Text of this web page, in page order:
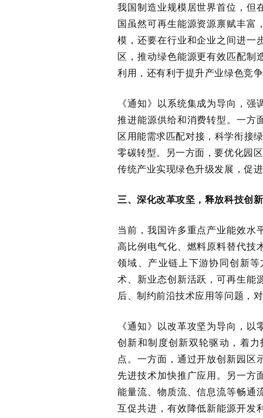
我国制造业规模居世界首位，但
国虽然可再生能源资源禀赋丰富
模，还要在行业和企业之间进一
区，推动绿色能源更有效匹配制
利用，还有利于提升产业绿色竞
《通知》以系统集成为导向，
推进能源供给和消费转型。一方
区用能需求匹配对接，科学衔接
零碳转型。另一方面，要优化园
传统产业实现绿色升级发展，促
三、深化改革攻坚，释放科技创
当前，我国许多重点产业能效水
高比例电气化、燃料原料替代技
领域、产业链上下游协同创新
术、新业态创新活跃，可再生能
后、制约前沿技术应用等问题，
《通知》以改革攻坚为导向，
创新和制度创新双轮驱动，着
点。一方面，通过开放创新园区
先进技术加快推广应用。另一方
能量流、物质流、信息流等畅通
互促共进，有效降低新能源开发